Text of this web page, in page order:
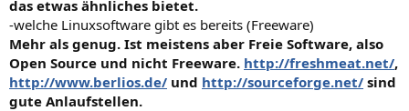
das etwas ähnliches bietet.
-welche Linuxsoftware gibt es bereits (Freeware)
Mehr als genug. Ist meistens aber Freie Software, also
Open Source und nicht Freeware. http://freshmeat.net/,
http://www.berlios.de/ und http://sourceforge.net/ sind
gute Anlaufstellen.